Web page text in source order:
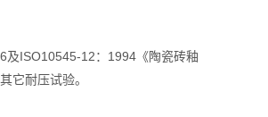
及ISO10545-12：1994《陶瓷砖釉
它耐压试验。